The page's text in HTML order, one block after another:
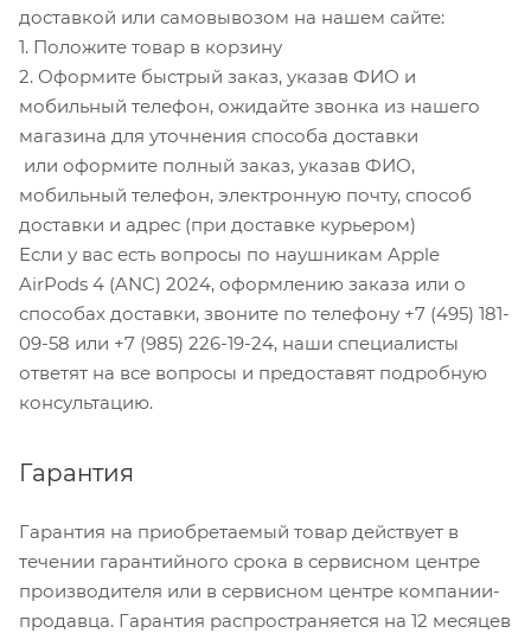
доставкой или самовывозом на нашем сайте:
1. Положите товар в корзину
2. Оформите быстрый заказ, указав ФИО и
мобильный телефон, ожидайте звонка из нашего
магазина для уточнения способа доставки
или оформите полный заказ, указав ФИО,
мобильный телефон, электронную почту, способ
доставки и адрес (при доставке курьером)
Если у вас есть вопросы по наушникам Apple
AirPods 4 (ANC) 2024, оформлению заказа или о
способах доставки, звоните по телефону +7 (495) 181-
09-58 или +7 (985) 226-19-24, наши специалисты
ответят на все вопросы и предоставят подробную
консультацию.
Гарантия
Гарантия на приобретаемый товар действует в
течении гарантийного срока в сервисном центре
производителя или в сервисном центре компании-
продавца. Гарантия распространяется на 12 месяцев